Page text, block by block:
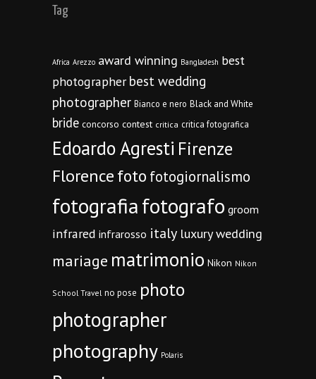
Tag
Africa Arezzo award winning Bangladesh best
photographer best wedding
photographer Bianco e nero Black and White
bride concorso contest critica critica fotografica
Edoardo Agresti Firenze
Florencefoto fotogiornalismo
fotografiafotografo groom
infrared infrarosso italy luxury wedding
mariage matrimonio Nikon Nikon
School Travel no pose photo
photographer
photography Polaris